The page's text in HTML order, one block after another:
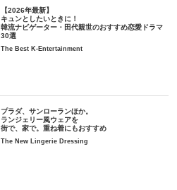
【2026年最新】
キュンとしたいときに！
韓流ナビゲーター・田代親世のおすすめ恋愛ドラマ
30選
The Best K-Entertainment
プラダ、サンローランほか。
ランジェリー風ウェアを
街で、家で。重ね着にもおすすめ
The New Lingerie Dressing